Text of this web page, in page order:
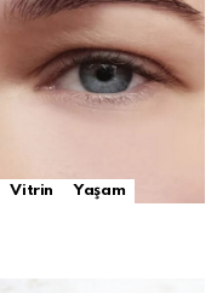
Vitrin Yaşam